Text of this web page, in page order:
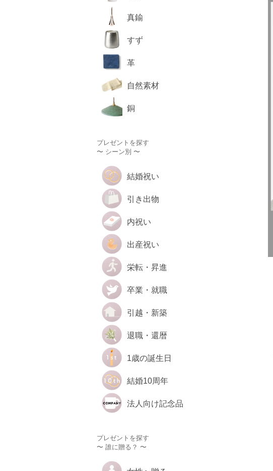
真鍮
すず
革
自然素材
銅
プレゼントを探す
〜 シーン別 〜
結婚祝い
引き出物
内祝い
出産祝い
栄転・昇進
卒業・就職
引越・新築
退職・還暦
1歳の誕生日
結婚10周年
法人向け記念品
プレゼントを探す
〜 誰に贈る？ 〜